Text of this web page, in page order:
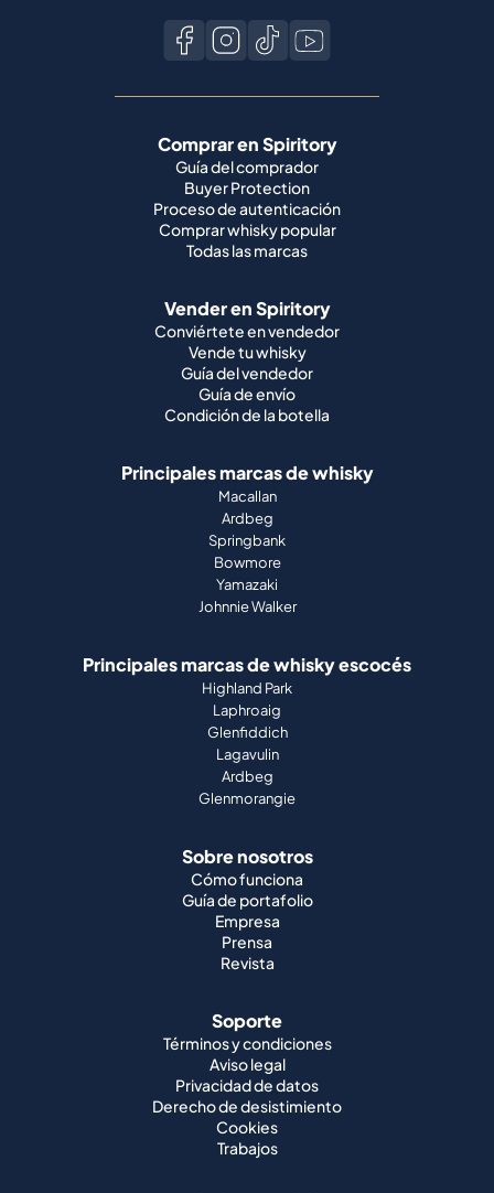
Comprar en Spiritory
Guía del comprador
Buyer Protection
Proceso de autenticación
Comprar whisky popular
Todas las marcas
Vender en Spiritory
Conviértete en vendedor
Vende tu whisky
Guía del vendedor
Guía de envío
Condición de la botella
Principales marcas de whisky
Macallan
Ardbeg
Springbank
Bowmore
Yamazaki
Johnnie Walker
Principales marcas de whisky escocés
Highland Park
Laphroaig
Glenfiddich
Lagavulin
Ardbeg
Glenmorangie
Sobre nosotros
Cómo funciona
Guía de portafolio
Empresa
Prensa
Revista
Soporte
Términos y condiciones
Aviso legal
Privacidad de datos
Derecho de desistimiento
Cookies
Trabajos